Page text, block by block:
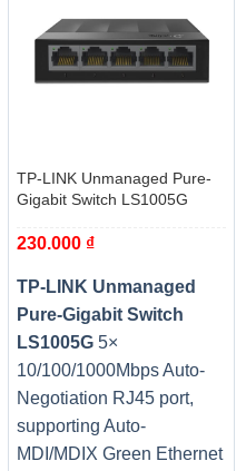
TP-LINK Unmanaged Pure-
Gigabit Switch LS1005G
230.000 ₫
TP-LINK Unmanaged
Pure-Gigabit Switch
LS1005G5×
10/100/1000Mbps Auto-
Negotiation RJ45 port,
supporting Auto-
MDI/MDIX Green Ethernet